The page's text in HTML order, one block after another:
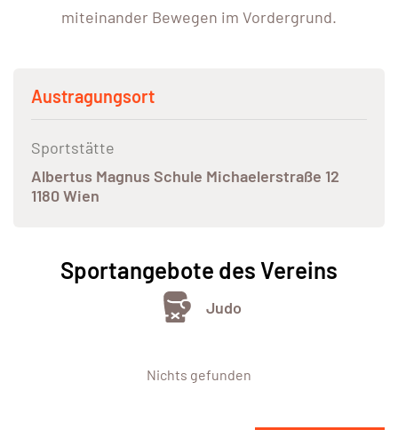
miteinander Bewegen im Vordergrund.
Austragungsort
Sportstätte
Albertus Magnus Schule Michaelerstraße 12
1180 Wien
Sportangebote des Vereins
Judo
Nichts gefunden